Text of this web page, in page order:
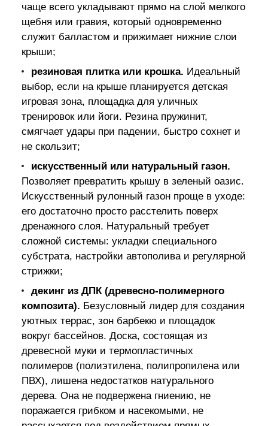
чаще всего укладывают прямо на слой мелкого
щебня или гравия, который одновременно
служит балластом и прижимает нижние слои
крыши;
резиновая плитка или крошка. Идеальный
выбор, если на крыше планируется детская
игровая зона, площадка для уличных
тренировок или йоги. Резина пружинит,
смягчает удары при падении, быстро сохнет и
не скользит;
искусственный или натуральный газон.
Позволяет превратить крышу в зеленый оазис.
Искусственный рулонный газон проще в уходе:
его достаточно просто расстелить поверх
дренажного слоя. Натуральный требует
сложной системы: укладки специального
субстрата, настройки автополива и регулярной
стрижки;
декинг из ДПК (древесно-полимерного
композита). Безусловный лидер для создания
уютных террас, зон барбекю и площадок
вокруг бассейнов. Доска, состоящая из
древесной муки и термопластичных
полимеров (полиэтилена, полипропилена или
ПВХ), лишена недостатков натурального
дерева. Она не подвержена гниению, не
поражается грибком и насекомыми, не